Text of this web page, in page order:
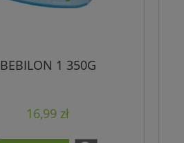
BEBILON 1 350G
16,99 zł